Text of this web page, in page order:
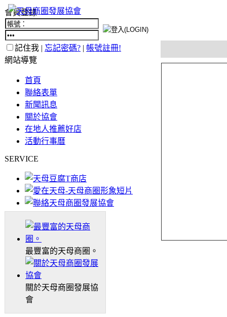
會員登錄
記住我 | 忘記密碼? | 帳號註冊!
網站導覽
首頁
聯絡表單
新聞訊息
關於協會
在地人推薦好店
活動行事曆
SERVICE
最豐富的天母商圈。
關於天母商圈發展協
會